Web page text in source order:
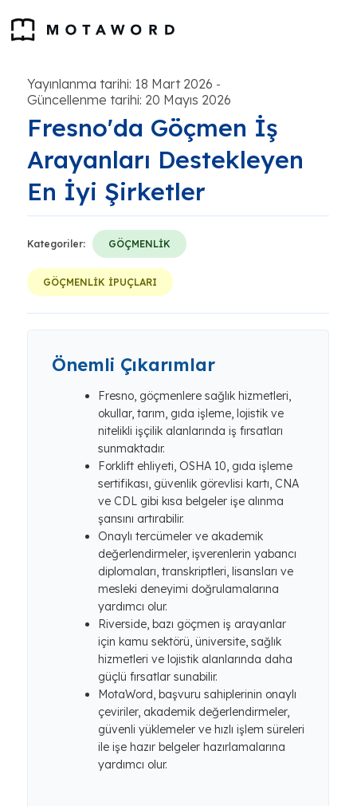
Yayınlanma tarihi: 18 Mart 2026 -
Güncellenme tarihi: 20 Mayıs 2026
Fresno'da Göçmen İş
Arayanları Destekleyen
En İyi Şirketler
Kategoriler: GÖÇMENLİK
GÖÇMENLİK İPUÇLARI
Önemli Çıkarımlar
Fresno, göçmenlere sağlık hizmetleri,
okullar, tarım, gıda işleme, lojistik ve
nitelikli işçilik alanlarında iş fırsatları
sunmaktadır.
Forklift ehliyeti, OSHA 10, gıda işleme
sertifikası, güvenlik görevlisi kartı, CNA
ve CDL gibi kısa belgeler işe alınma
şansını artırabilir.
Onaylı tercümeler ve akademik
değerlendirmeler, işverenlerin yabancı
diplomaları, transkriptleri, lisansları ve
mesleki deneyimi doğrulamalarına
yardımcı olur.
Riverside, bazı göçmen iş arayanlar
için kamu sektörü, üniversite, sağlık
hizmetleri ve lojistik alanlarında daha
güçlü fırsatlar sunabilir.
MotaWord, başvuru sahiplerinin onaylı
çeviriler, akademik değerlendirmeler,
güvenli yüklemeler ve hızlı işlem süreleri
ile işe hazır belgeler hazırlamalarına
yardımcı olur.